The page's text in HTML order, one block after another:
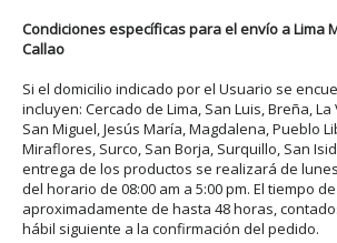
Condiciones específicas para el envío a Lima
Callao
Si el domicilio indicado por el Usuario se
incluyen: Cercado de Lima, San Luis, Breña, La
San Miguel, Jesús María, Magdalena, Pueblo
Miraflores, Surco, San Borja, Surquillo, San
entrega de los productos se realizará de
del horario de 08:00 am a 5:00 pm. El tiempo
aproximadamente de hasta 48 horas,
hábil siguiente a la confirmación del pedido.